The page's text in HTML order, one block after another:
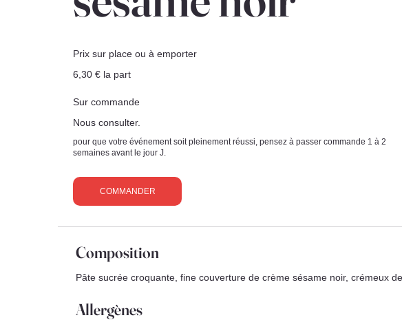
Prix sur place ou à emporter
6,30 € la part
Sur commande
Nous consulter.
pour que votre événement soit pleinement réussi, pensez à passer commande 1 à 2
semaines avant le jour J.
COMMANDER
Composition
Pâte sucrée croquante, fine couverture de crème sésame noir, crémeux
Allergènes